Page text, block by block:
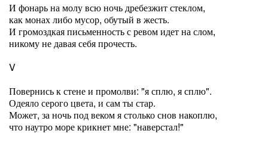
И фонарь на молу всю ночь дребезжит стеклом,
как монах либо мусор, обутый в жесть.
И громоздкая письменность с ревом идет на слом,
никому не давая себя прочесть.
V
Повернись к стене и промолви: "я сплю, я сплю".
Одеяло серого цвета, и сам ты стар.
Может, за ночь под веком я столько снов накоплю,
что наутро море крикнет мне: "наверстал!"